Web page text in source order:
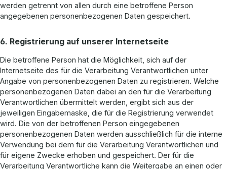
werden getrennt von allen durch eine betroffene Person
angegebenen personenbezogenen Daten gespeichert.
6. Registrierung auf unserer Internetseite
Die betroffene Person hat die Möglichkeit, sich auf der
Internetseite des für die Verarbeitung Verantwortlichen unter
Angabe von personenbezogenen Daten zu registrieren. Welche
personenbezogenen Daten dabei an den für die Verarbeitung
Verantwortlichen übermittelt werden, ergibt sich aus der
jeweiligen Eingabemaske, die für die Registrierung verwendet
wird. Die von der betroffenen Person eingegebenen
personenbezogenen Daten werden ausschließlich für die interne
Verwendung bei dem für die Verarbeitung Verantwortlichen und
für eigene Zwecke erhoben und gespeichert. Der für die
Verarbeitung Verantwortliche kann die Weitergabe an einen oder